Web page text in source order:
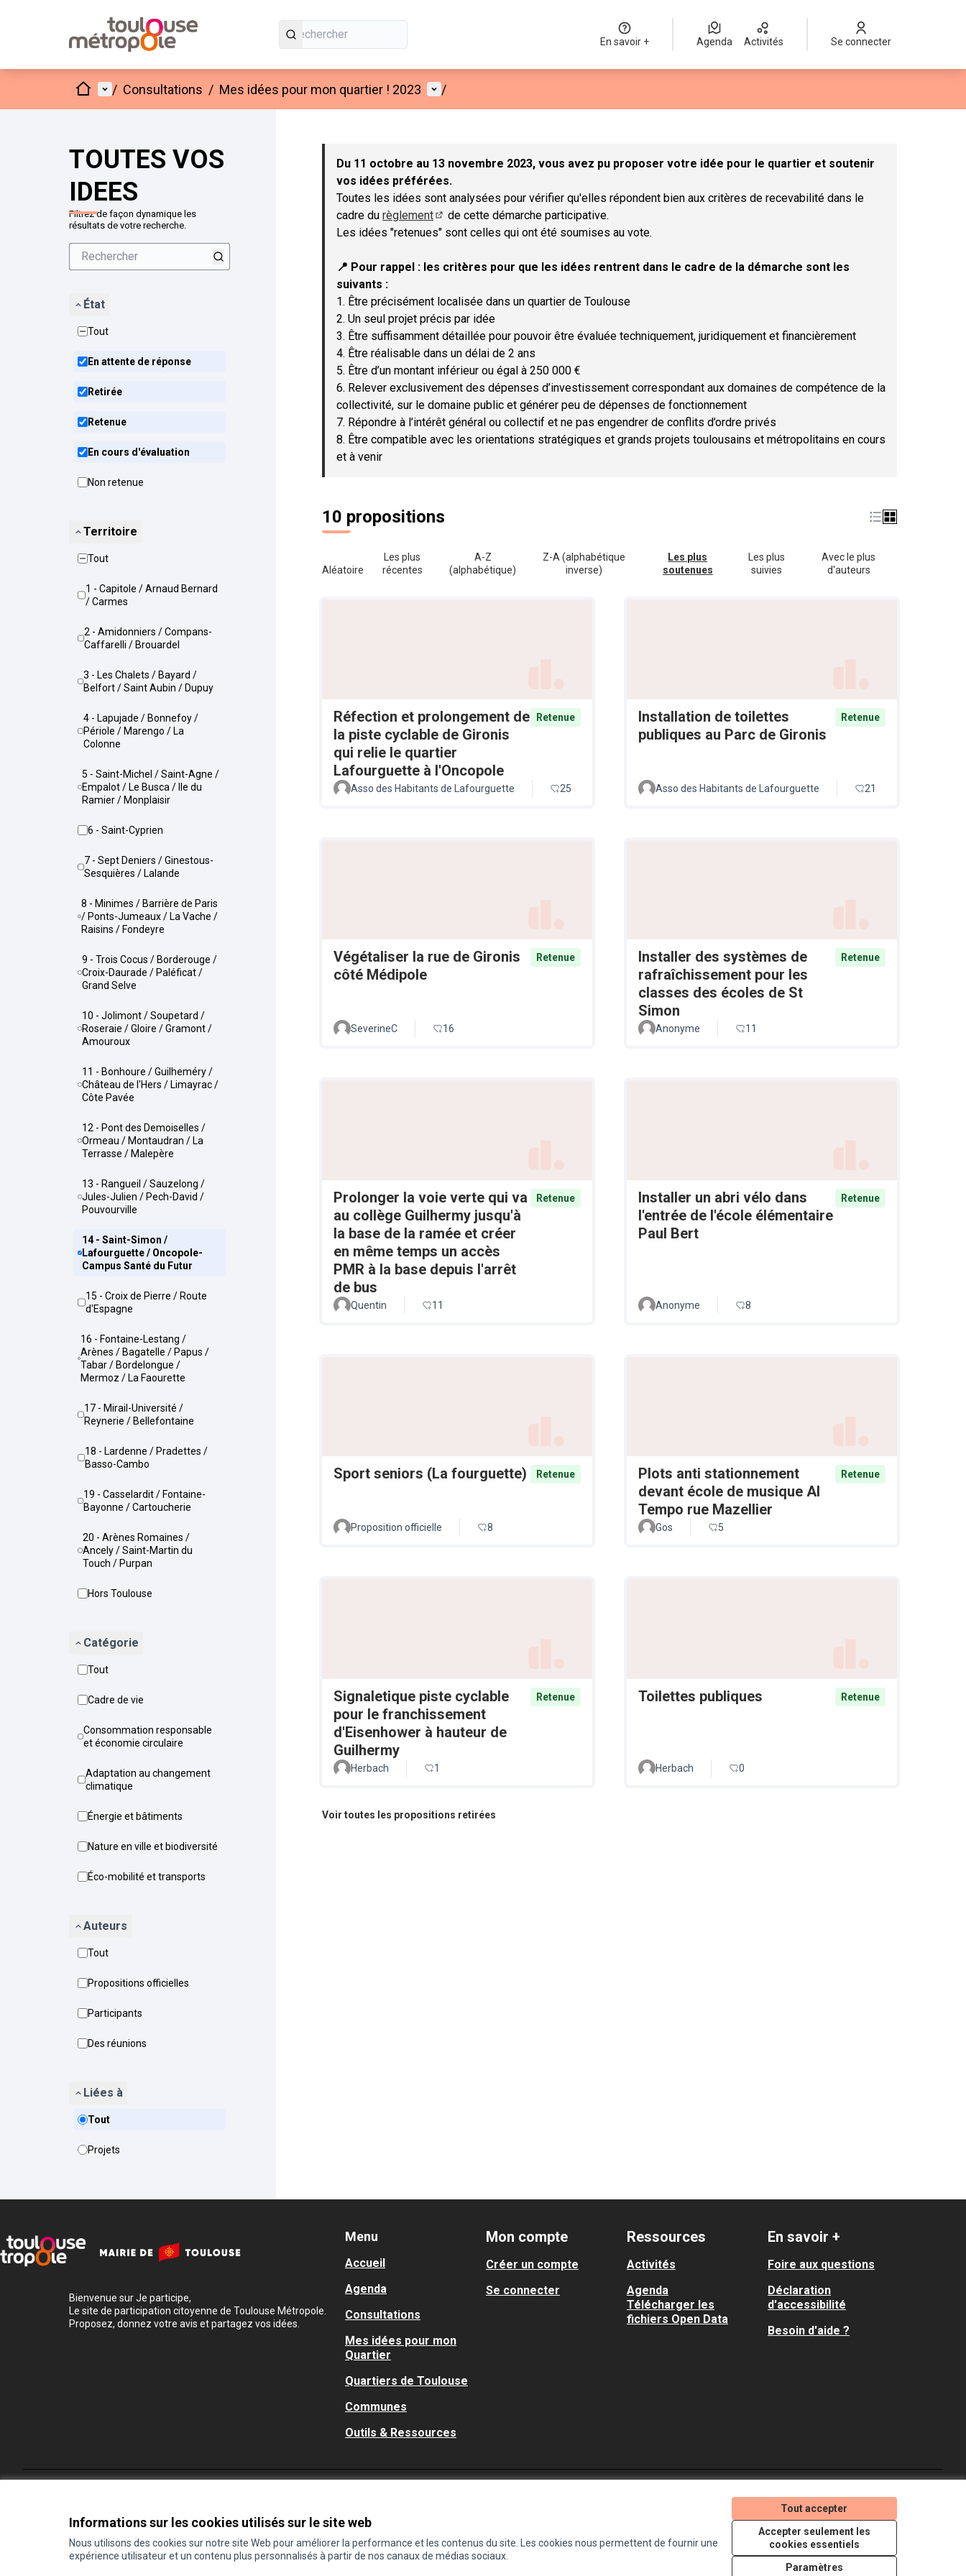
Informations sur les cookies utilisés sur le site web
Nous utilisons des cookies sur notre site Web pour améliorer la performance et les contenus du site. Les cookies nous permettent de fournir une
expérience utilisateur et un contenu plus personnalisés à partir de nos canaux de médias sociaux.
Tout accepter
Accepter seulement les
cookies essentiels
Paramètres
En savoir + Agenda Activités Se connecter
AccueilMenu principal
/ Consultations / Mes idées pour mon quartier ! 2023 Menu utilisateur
/
TOUTES VOS
IDEES
Filtrez de façon dynamique les
résultats de votre recherche.
État
Tout
En attente de réponse
Retirée
Retenue
En cours d'évaluation
Non retenue
Territoire
Tout
1 - Capitole / Arnaud Bernard
/ Carmes
2 - Amidonniers / Compans-
Caffarelli / Brouardel
3 - Les Chalets / Bayard /
Belfort / Saint Aubin / Dupuy
4 - Lapujade / Bonnefoy /
Périole / Marengo / La
Colonne
5 - Saint-Michel / Saint-Agne /
Empalot / Le Busca / Ile du
Ramier / Monplaisir
6 - Saint-Cyprien
7 - Sept Deniers / Ginestous-
Sesquières / Lalande
8 - Minimes / Barrière de Paris
/ Ponts-Jumeaux / La Vache /
Raisins / Fondeyre
9 - Trois Cocus / Borderouge /
Croix-Daurade / Paléficat /
Grand Selve
10 - Jolimont / Soupetard /
Roseraie / Gloire / Gramont /
Amouroux
11 - Bonhoure / Guilheméry /
Château de l'Hers / Limayrac /
Côte Pavée
12 - Pont des Demoiselles /
Ormeau / Montaudran / La
Terrasse / Malepère
13 - Rangueil / Sauzelong /
Jules-Julien / Pech-David /
Pouvourville
14 - Saint-Simon /
Lafourguette / Oncopole-
Campus Santé du Futur
15 - Croix de Pierre / Route
d'Espagne
16 - Fontaine-Lestang /
Arènes / Bagatelle / Papus /
Tabar / Bordelongue /
Mermoz / La Faourette
17 - Mirail-Université /
Reynerie / Bellefontaine
18 - Lardenne / Pradettes /
Basso-Cambo
19 - Casselardit / Fontaine-
Bayonne / Cartoucherie
20 - Arènes Romaines /
Ancely / Saint-Martin du
Touch / Purpan
Hors Toulouse
Catégorie
Tout
Cadre de vie
Consommation responsable
et économie circulaire
Adaptation au changement
climatique
Énergie et bâtiments
Nature en ville et biodiversité
Éco-mobilité et transports
Auteurs
Tout
Propositions officielles
Participants
Des réunions
Liées à
Tout
Projets
Passer la carte
Du 11 octobre au 13 novembre 2023, vous avez pu proposer votre idée pour le quartier et soutenir
vos idées préférées.
Toutes les idées sont analysées pour vérifier qu'elles répondent bien aux critères de recevabilité dans le
cadre du règlement
(Lien externe)
de cette démarche participative.
Les idées "retenues" sont celles qui ont été soumises au vote.
📍 Pour rappel : les critères pour que les idées rentrent dans le cadre de la démarche sont les
suivants :
1. Être précisément localisée dans un quartier de Toulouse
2. Un seul projet précis par idée
3. Être suffisamment détaillée pour pouvoir être évaluée techniquement, juridiquement et financièrement
4. Être réalisable dans un délai de 2 ans
5. Être d’un montant inférieur ou égal à 250 000 €
6. Relever exclusivement des dépenses d’investissement correspondant aux domaines de compétence de la
collectivité, sur le domaine public et générer peu de dépenses de fonctionnement
7. Répondre à l’intérêt général ou collectif et ne pas engendrer de conflits d’ordre privés
8. Être compatible avec les orientations stratégiques et grands projets toulousains et métropolitains en cours
et à venir
10 propositions
Aléatoire
Les plus
récentes
A-Z
(alphabétique)
Z-A (alphabétique
inverse)
Les plus
soutenues
Les plus
suivies
Avec le plus
d'auteurs
Réfection et prolongement de
la piste cyclable de Gironis
qui relie le quartier
Lafourguette à l'Oncopole
Retenue
Asso des Habitants de Lafourguette 25
Installation de toilettes
publiques au Parc de Gironis
Retenue
Asso des Habitants de Lafourguette 21
Végétaliser la rue de Gironis
côté Médipole
Retenue
SeverineC 16
Installer des systèmes de
rafraîchissement pour les
classes des écoles de St
Simon
Retenue
Anonyme 11
Prolonger la voie verte qui va
au collège Guilhermy jusqu'à
la base de la ramée et créer
en même temps un accès
PMR à la base depuis l'arrêt
de bus
Retenue
Quentin 11
Installer un abri vélo dans
l'entrée de l'école élémentaire
Paul Bert
Retenue
Anonyme 8
Sport seniors (La fourguette) Retenue
Proposition officielle 8
Plots anti stationnement
devant école de musique Al
Tempo rue Mazellier
Retenue
Gos 5
Signaletique piste cyclable
pour le franchissement
d'Eisenhower à hauteur de
Guilhermy
Retenue
Herbach 1
Toilettes publiques Retenue
Herbach 0
Voir toutes les propositions retirées
Bienvenue sur Je participe,
Le site de participation citoyenne de Toulouse Métropole.
Proposez, donnez votre avis et partagez vos idées.
Menu
Accueil
Agenda
Consultations
Mes idées pour mon
Quartier
Quartiers de Toulouse
Communes
Outils & Ressources
Mon compte
Créer un compte
Se connecter
Ressources
Activités
Agenda
Télécharger les
fichiers Open Data
En savoir +
Foire aux questions
Déclaration
d'accessibilité
Besoin d'aide ?
(Lien externe)
(Lien externe)
(Lien externe)
Licence Creative
(Lien externe)